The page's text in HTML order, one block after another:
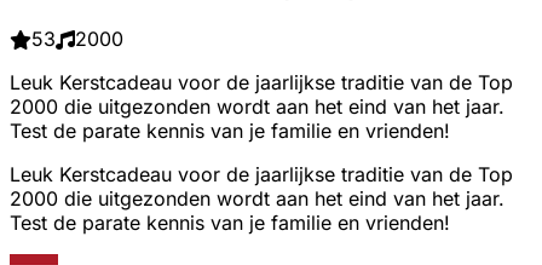
53
2000
Leuk Kerstcadeau voor de jaarlijkse traditie van de Top
2000 die uitgezonden wordt aan het eind van het jaar.
Test de parate kennis van je familie en vrienden!
Leuk Kerstcadeau voor de jaarlijkse traditie van de Top
2000 die uitgezonden wordt aan het eind van het jaar.
Test de parate kennis van je familie en vrienden!